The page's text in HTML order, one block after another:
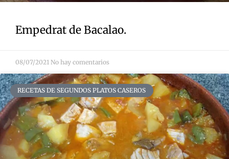
Empedrat de Bacalao.
08/07/2021 No hay comentarios
RECETAS DE SEGUNDOS PLATOS CASEROS